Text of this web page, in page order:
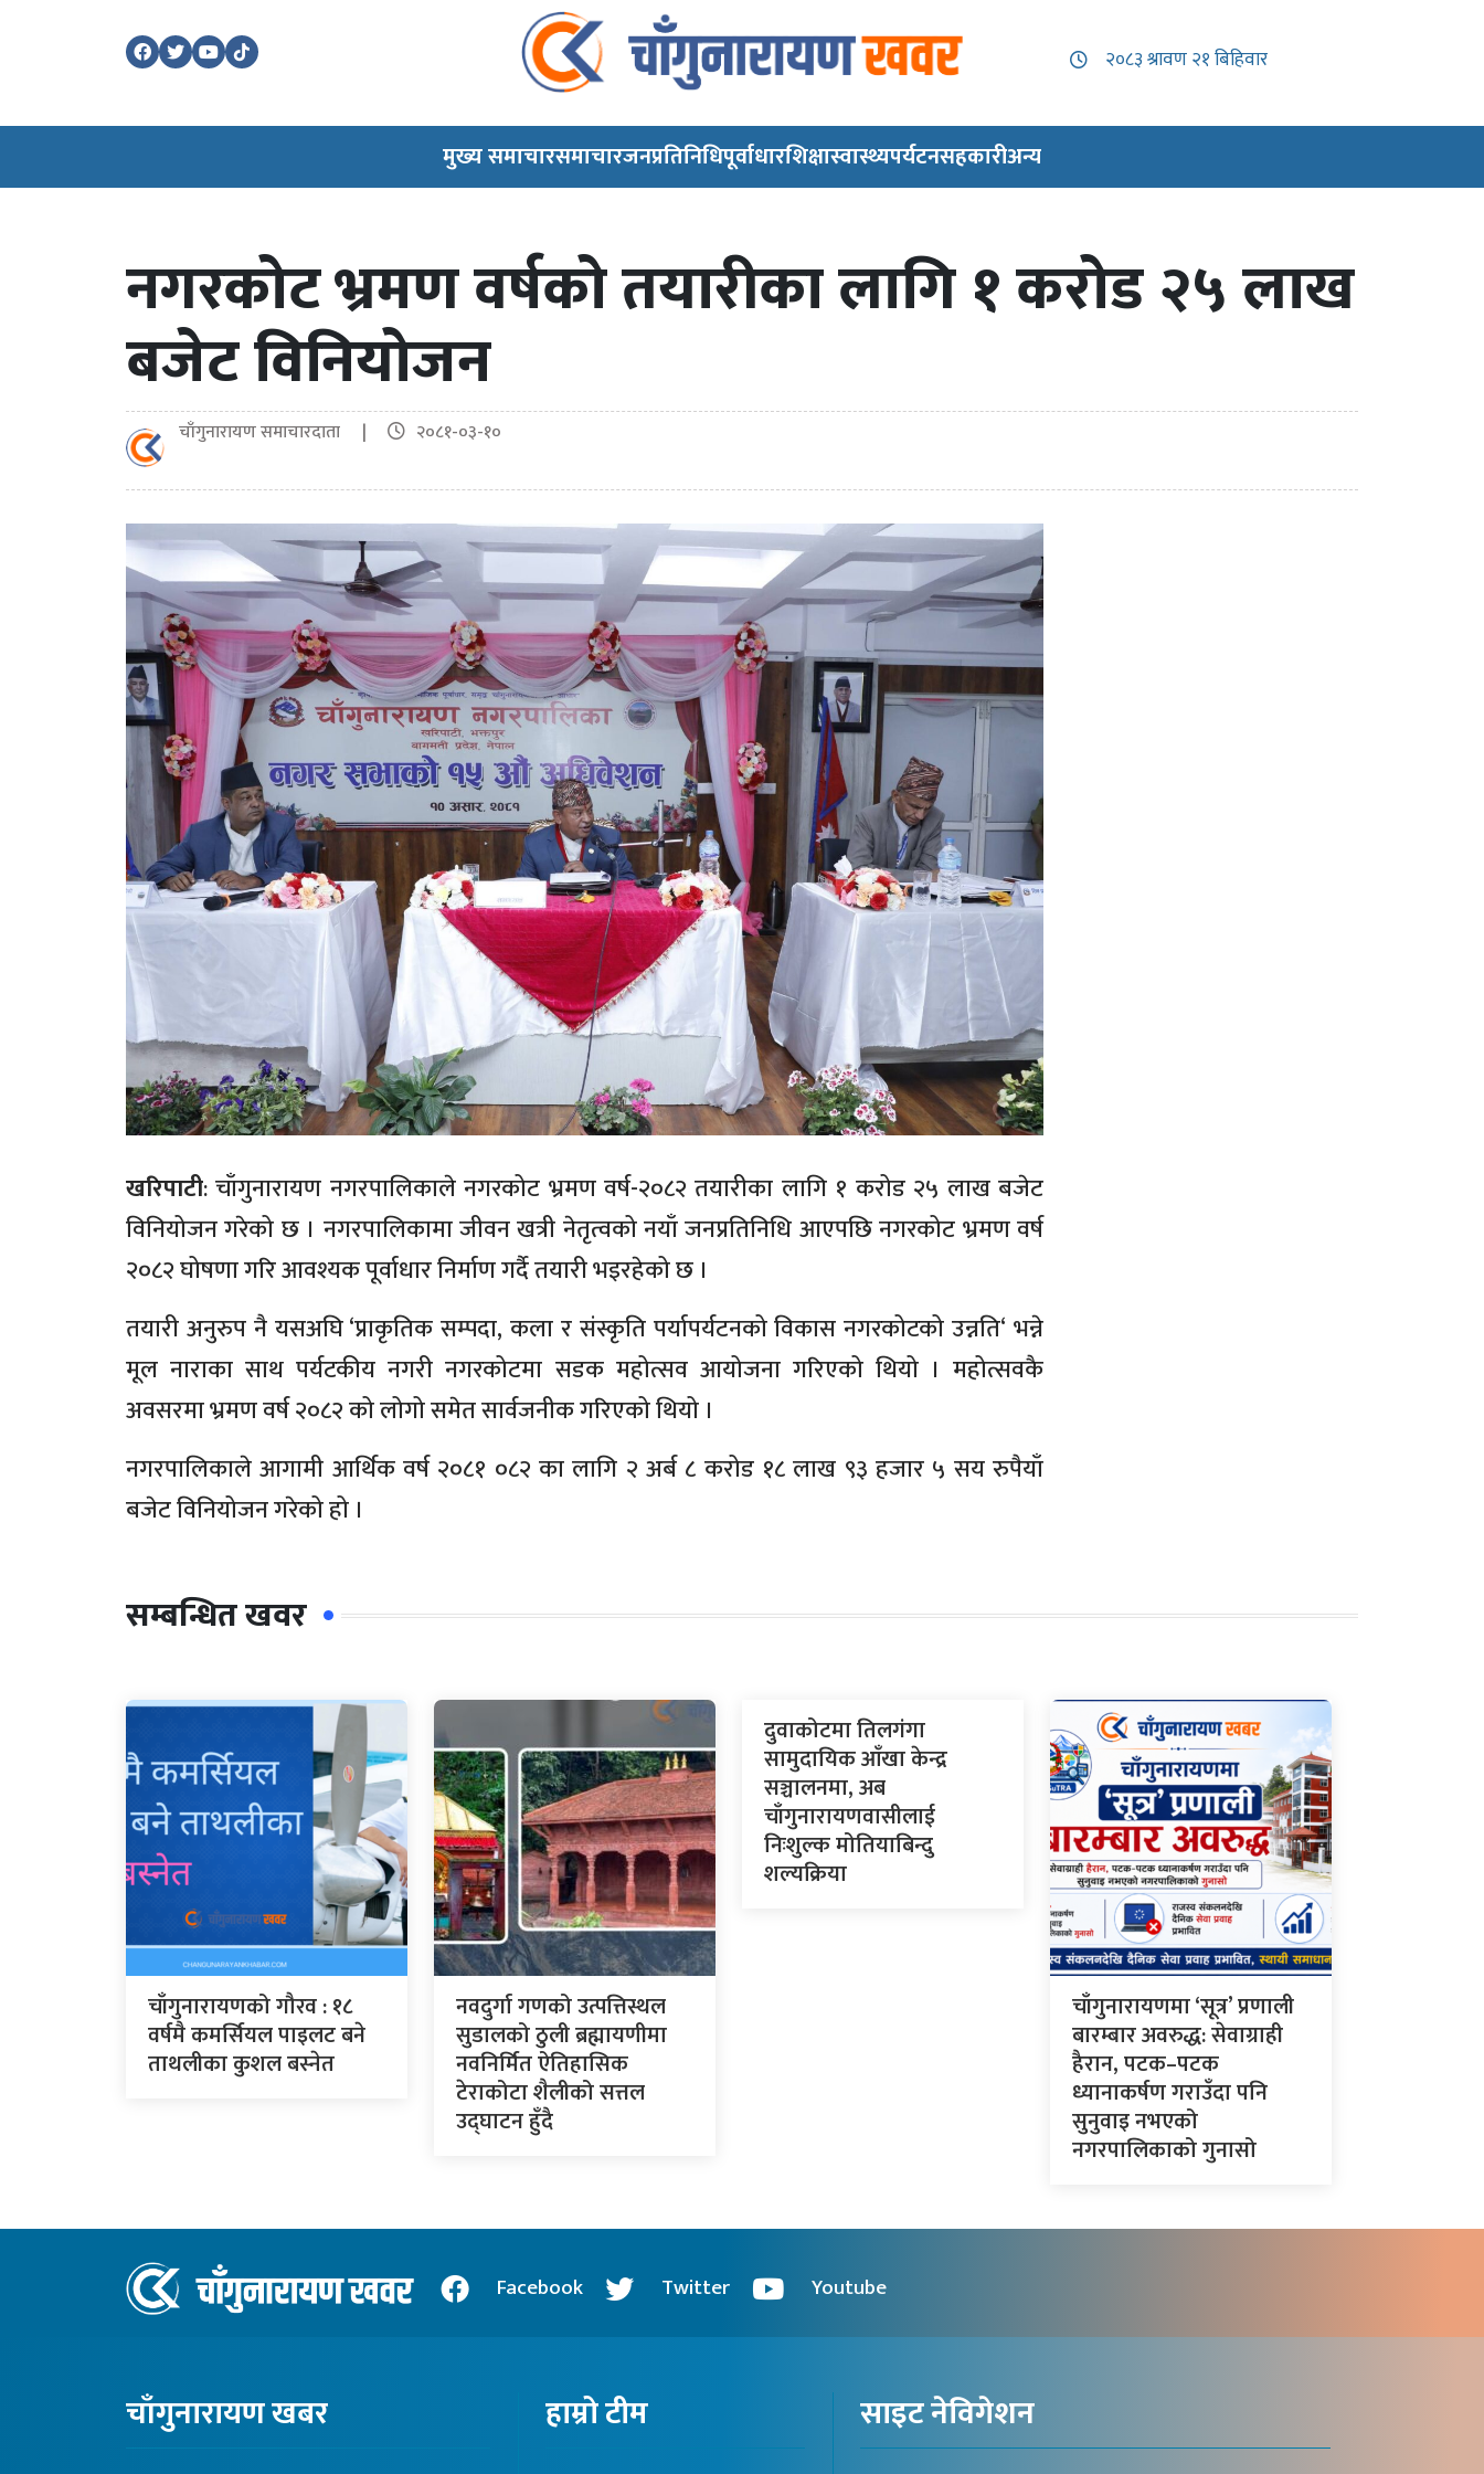
मुख्य समाचारसमाचारजनप्रतिनिधिपूर्वाधारशिक्षास्वास्थ्यपर्यटनसहकारीअन्य
नगरकोट भ्रमण वर्षको तयारीका लागि १ करोड २५ लाख
बजेट विनियोजन
चाँगुनारायण समाचारदाता | २०८१-०३-१०
खरिपाटी: चाँगुनारायण नगरपालिकाले नगरकोट भ्रमण वर्ष-२०८२ तयारीका लागि १ करोड २५ लाख बजेट
विनियोजन गरेको छ । नगरपालिकामा जीवन खत्री नेतृत्वको नयाँ जनप्रतिनिधि आएपछि नगरकोट भ्रमण वर्ष
२०८२ घोषणा गरि आवश्यक पूर्वाधार निर्माण गर्दै तयारी भइरहेको छ ।
तयारी अनुरुप नै यसअघि ‘प्राकृतिक सम्पदा, कला र संस्कृति पर्यापर्यटनको विकास नगरकोटको उन्नति‘ भन्ने
मूल नाराका साथ पर्यटकीय नगरी नगरकोटमा सडक महोत्सव आयोजना गरिएको थियो । महोत्सवकै
अवसरमा भ्रमण वर्ष २०८२ को लोगो समेत सार्वजनीक गरिएको थियो ।
नगरपालिकाले आगामी आर्थिक वर्ष २०८१ ०८२ का लागि २ अर्ब ८ करोड १८ लाख ९३ हजार ५ सय रुपैयाँ
बजेट विनियोजन गरेको हो ।
सम्बन्धित खवर
चाँगुनारायणको गौरव : १८
वर्षमै कमर्सियल पाइलट बने
ताथलीका कुशल बस्नेत
नवदुर्गा गणको उत्पत्तिस्थल
सुडालको ठुली ब्रह्मायणीमा
नवनिर्मित ऐतिहासिक
टेराकोटा शैलीको सत्तल
उद्घाटन हुँदै
दुवाकोटमा तिलगंगा
सामुदायिक आँखा केन्द्र
सञ्चालनमा, अब
चाँगुनारायणवासीलाई
निःशुल्क मोतियाबिन्दु
शल्यक्रिया
चाँगुनारायणमा ‘सूत्र’ प्रणाली
बारम्बार अवरुद्ध: सेवाग्राही
हैरान, पटक–पटक
ध्यानाकर्षण गराउँदा पनि
सुनुवाइ नभएको
नगरपालिकाको गुनासो
Facebook Twitter Youtube
चाँगुनारायण खबर हाम्रो टीम साइट नेविगेशन